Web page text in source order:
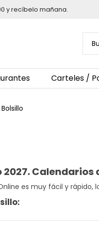
y recíbelo mañana.
Carteles /
Calendarios
es muy fácil y